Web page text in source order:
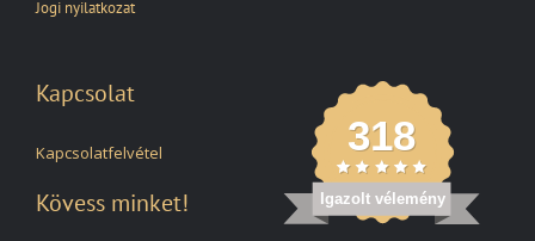
Jogi nyilatkozat
Kapcsolat
Kapcsolatfelvétel
Kövess minket!
318
Igazolt vélemény